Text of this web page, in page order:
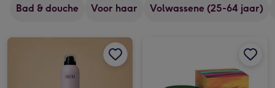
Bad & douche Voor haar Volwassene (25-64 jaar)